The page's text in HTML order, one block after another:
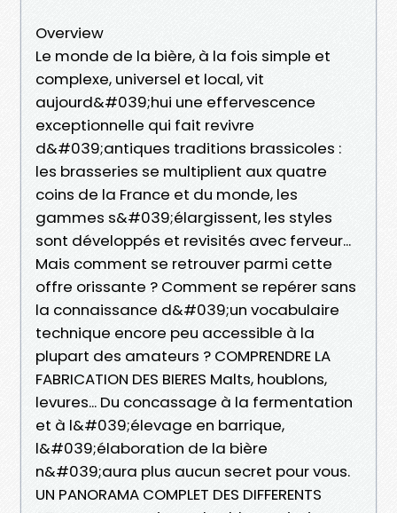
Overview
Le monde de la bière, à la fois simple et
complexe, universel et local, vit
aujourd&#039;hui une effervescence
exceptionnelle qui fait revivre
d&#039;antiques traditions brassicoles :
les brasseries se multiplient aux quatre
coins de la France et du monde, les
gammes s&#039;élargissent, les styles
sont développés et revisités avec ferveur...
Mais comment se retrouver parmi cette
offre orissante ? Comment se repérer sans
la connaissance d&#039;un vocabulaire
technique encore peu accessible à la
plupart des amateurs ? COMPRENDRE LA
FABRICATION DES BIERES Malts, houblons,
levures... Du concassage à la fermentation
et à l&#039;élevage en barrique,
l&#039;élaboration de la bière
n&#039;aura plus aucun secret pour vous.
UN PANORAMA COMPLET DES DIFFERENTS